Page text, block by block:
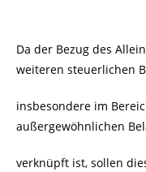
Da der Bezug des
weiteren steuerlichen
insbesondere im
außergewöhnlichen
verknüpft ist, sollen